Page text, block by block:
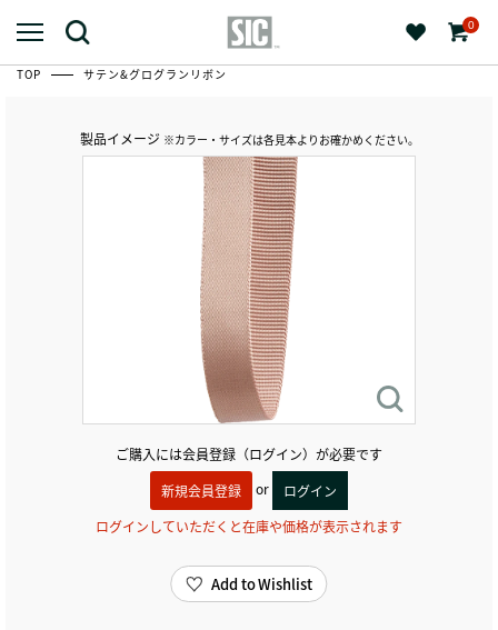
0
TOP サテン&グログランリボン
製品イメージ ※カラー・サイズは各見本よりお確かめください。
ご購入には会員登録（ログイン）が必要です
新規会員登録
or
ログイン
ログインしていただくと在庫や価格が表示されます
Add to Wishlist